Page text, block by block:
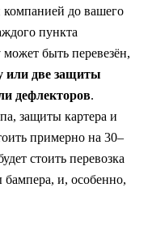
компанией до вашего
пункта
быть перевезён,
или две защиты
дефлекторов.
защиты картера и
примерно на 30–
стоить перевозка
и, особенно,